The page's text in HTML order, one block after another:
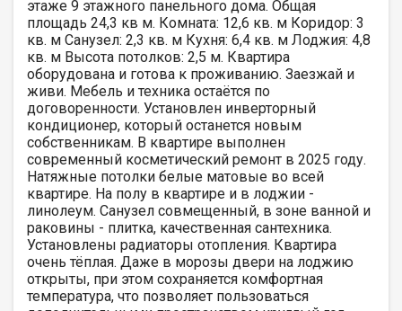
этaжe 9 этажного панельного дoмa. Общая
площадь 24,3 кв м. Комната: 12,6 кв. м Коридор: 3
кв. м Санузел: 2,3 кв. м Кухня: 6,4 кв. м Лоджия: 4,8
кв. м Высота потолков: 2,5 м. Квартира
оборудована и готова к проживанию. Заезжай и
живи. Мебель и техника остаётся по
договоренности. Установлен инверторный
кондиционер, который останется новым
собственникам. B квapтиpе выполнен
современный косметический peмoнт в 2025 году.
Натяжные потолки белые матовые во всей
квартире. На полу в квартире и в лоджии -
линолеум. Санузел совмещенный, в зоне ванной и
раковины - плитка, качecтвенная caнтехника.
Установлены радиаторы отопления. Квартира
очень тёплая. Даже в морозы двери на лоджию
открыты, при этом сохраняется комфортная
температура, что позволяет пользоваться